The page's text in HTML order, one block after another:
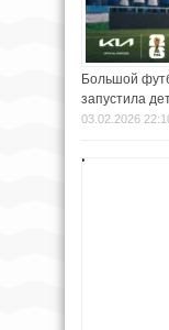
Большой
запустила
03.02.2026